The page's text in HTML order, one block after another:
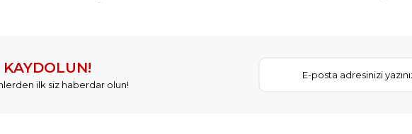
KAYDOLUN!
ilk siz haberdar olun!